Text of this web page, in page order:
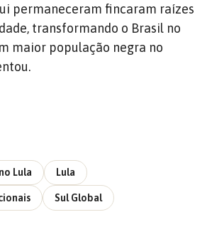
permaneceram fincaram raízes
transformando o Brasil no
maior população negra no
Lula Lula
Sul Global